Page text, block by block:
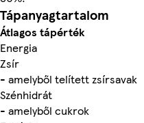
Tápanyagtartalom
Átlagos tápérték
Energia
Zsír
- amelyből telített zsírsavak
Szénhidrát
- amelyből cukrok